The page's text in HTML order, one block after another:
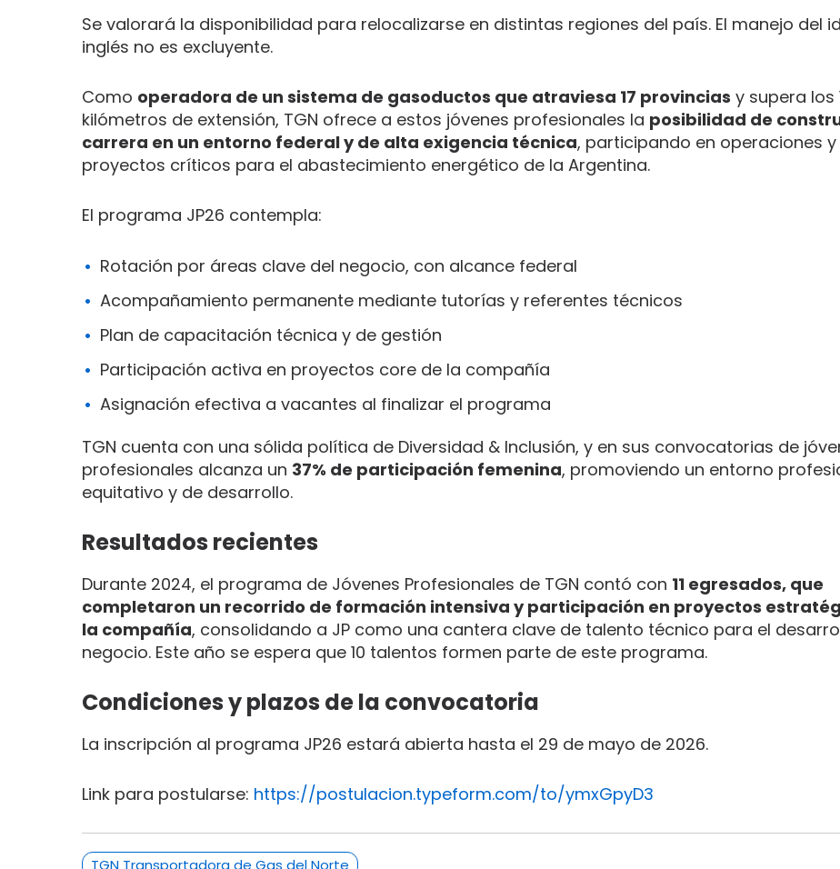
Se valorará la disponibilidad para relocalizarse en distintas regiones del país. El manejo del
inglés no es excluyente.
Como operadora de un sistema de gasoductos que atraviesa 17 provincias y supera los
kilómetros de extensión, TGN ofrece a estos jóvenes profesionales la posibilidad de
carrera en un entorno federal y de alta exigencia técnica, participando en operaciones y
proyectos críticos para el abastecimiento energético de la Argentina.
El programa JP26 contempla:
Rotación por áreas clave del negocio, con alcance federal
Acompañamiento permanente mediante tutorías y referentes técnicos
Plan de capacitación técnica y de gestión
Participación activa en proyectos core de la compañía
Asignación efectiva a vacantes al finalizar el programa
TGN cuenta con una sólida política de Diversidad & Inclusión, y en sus convocatorias de
profesionales alcanza un 37% de participación femenina, promoviendo un entorno
equitativo y de desarrollo.
Resultados recientes
Durante 2024, el programa de Jóvenes Profesionales de TGN contó con 11 egresados, que
completaron un recorrido de formación intensiva y participación en proyectos
la compañía, consolidando a JP como una cantera clave de talento técnico para el
negocio. Este año se espera que 10 talentos formen parte de este programa.
Condiciones y plazos de la convocatoria
La inscripción al programa JP26 estará abierta hasta el 29 de mayo de 2026.
Link para postularse: https://postulacion.typeform.com/to/ymxGpyD3
TGN Transportadora de Gas del Norte